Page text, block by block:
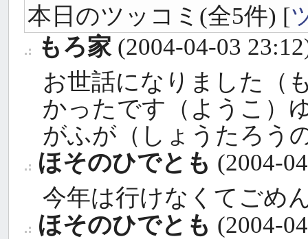
本日のツッコミ(全5件) [
もろ家 (2004-04-03
お世話になりました（
かったです（ようこ）
がふが（しょうたろう
ほそのひでとも (2004-
今年は行けなくてごめ
ほそのひでとも (2004-